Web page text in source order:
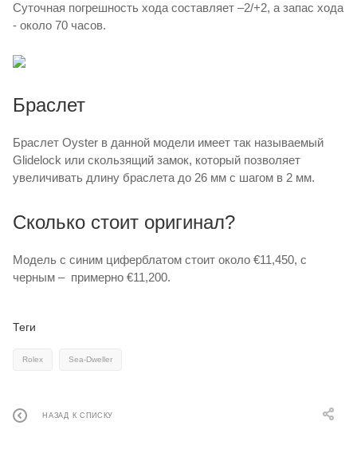
Суточная погрешность хода составляет –2/+2, а запас хода
- около 70 часов.
Браслет
Браслет Oyster в данной модели имеет так называемый
Glidelock или скользящий замок, который позволяет
увеличивать длину браслета до 26 мм с шагом в 2 мм.
Сколько стоит оригинал?
Модель с синим циферблатом стоит около €11,450, с
черным – примерно €11,200.
Теги
Rolex Sea-Dweller
НАЗАД К СПИСКУ